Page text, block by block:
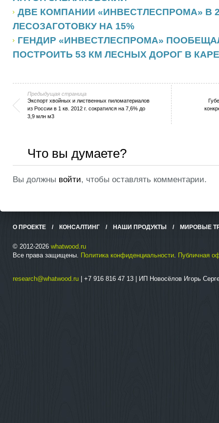
ДВЕ КОМПАНИИ «ИНВЕСТЛЕСПРОМА» В
ЛЕСОЗАГОТОВКУ НА 15%
ГЕНДИР «ИНВЕСТЛЕСПРОМА»
ПОСТРОИТЬ 53 КМ ЛЕСНЫХ ДОРОГ В
Предыдущая страница
Экспорт хвойных и лиственных пиломатериалов
из России в 1 кв. 2012 г. сократился на 7,6% до
3,9 млн м3
Что вы думаете?
Вы должны войти, чтобы оставлять комментарии.
О ПРОЕКТЕ / КОНСАЛТИНГ / НАШИ ПРОДУКТЫ / МИРОВЫЕ
© 2012-2026 whatwood.ru
Все права защищены. Политика конфиденциальности. Публичная
research@whatwood.ru | +7 916 816 47 13 | ИП Новосёлов Игорь